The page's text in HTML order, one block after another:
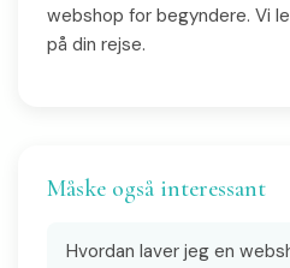
webshop for begyndere. Vi
på din rejse.
Måske også interessant
Hvordan laver jeg en